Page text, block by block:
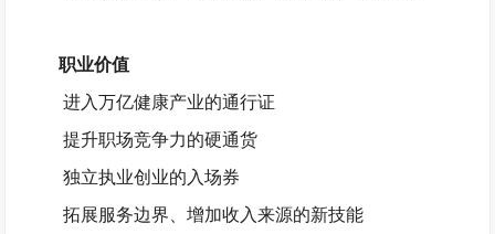
职业价值
进入万亿健康产业的通行证
提升职场竞争力的硬通货
独立执业创业的入场券
拓展服务边界、增加收入来源的新技能